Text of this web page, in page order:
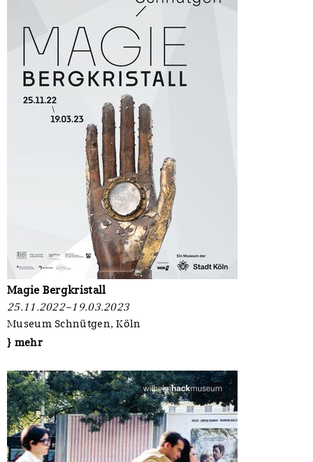
Magie Bergkristall
25.11.2022–19.03.2023
Museum Schnütgen, Köln
} mehr